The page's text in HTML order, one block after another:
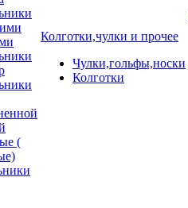
(
Колготки,чулки и прочее
Чулки,гольфы,носки
Колготки